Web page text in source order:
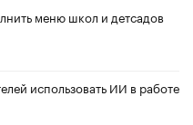
меню школ и детсадов
использовать ИИ в работе